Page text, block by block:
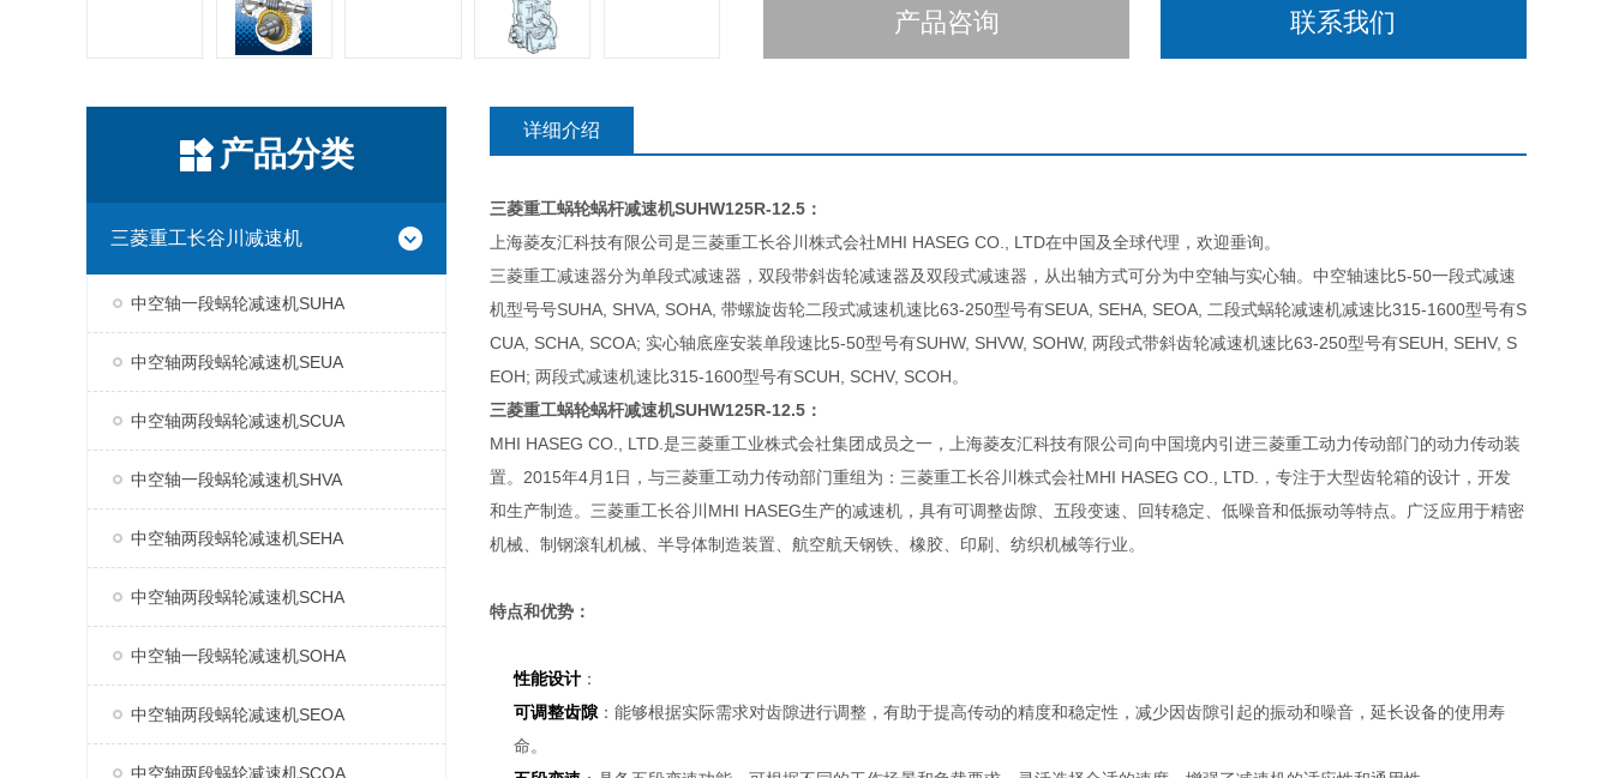
产品咨询 联系我们
产品分类
三菱重工长谷川减速机
中空轴一段蜗轮减速机SUHA
中空轴两段蜗轮减速机SEUA
中空轴两段蜗轮减速机SCUA
中空轴一段蜗轮减速机SHVA
中空轴两段蜗轮减速机SEHA
中空轴两段蜗轮减速机SCHA
中空轴一段蜗轮减速机SOHA
中空轴两段蜗轮减速机SEOA
中空轴两段蜗轮减速机SCOA
详细介绍
三菱重工蜗轮蜗杆减速机SUHW125R-12.5：
上海菱友汇科技有限公司是三菱重工长谷川株式会社MHI HASEG CO., LTD在中国及全球代理，欢迎垂询。
三菱重工减速器分为单段式减速器，双段带斜齿轮减速器及双段式减速器，从出轴方式可分为中空轴与实心轴。中空轴速比5-50一段式减速
机型号号SUHA, SHVA, SOHA, 带螺旋齿轮二段式减速机速比63-250型号有SEUA, SEHA, SEOA, 二段式蜗轮减速机减速比315-1600型号有S
CUA, SCHA, SCOA; 实心轴底座安装单段速比5-50型号有SUHW, SHVW, SOHW, 两段式带斜齿轮减速机速比63-250型号有SEUH, SEHV, S
EOH; 两段式减速机速比315-1600型号有SCUH, SCHV, SCOH。
三菱重工蜗轮蜗杆减速机SUHW125R-12.5：
MHI HASEG CO., LTD.是三菱重工业株式会社集团成员之一，上海菱友汇科技有限公司向中国境内引进三菱重工动力传动部门的动力传动装
置。2015年4月1日，与三菱重工动力传动部门重组为：三菱重工长谷川株式会社MHI HASEG CO., LTD.，专注于大型齿轮箱的设计，开发
和生产制造。三菱重工长谷川MHI HASEG生产的减速机，具有可调整齿隙、五段变速、回转稳定、低噪音和低振动等特点。广泛应用于精密
机械、制钢滚轧机械、半导体制造装置、航空航天钢铁、橡胶、印刷、纺织机械等行业。
特点和优势：
性能设计 ：
可调整齿隙：能够根据实际需求对齿隙进行调整，有助于提高传动的精度和稳定性，减少因齿隙引起的振动和噪音，延长设备的使用寿
命。